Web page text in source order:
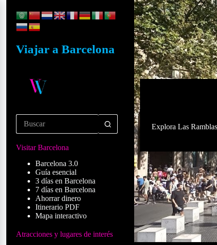
Explora Las
Viajar a Barcelona
Visitar Barcelona
Barcelona 3.0
Guía esencial
3 días en Barcelona
7 días en Barcelona
Ahorrar dinero
Itinerario PDF
Mapa interactivo
Atracciones y lugares de interés